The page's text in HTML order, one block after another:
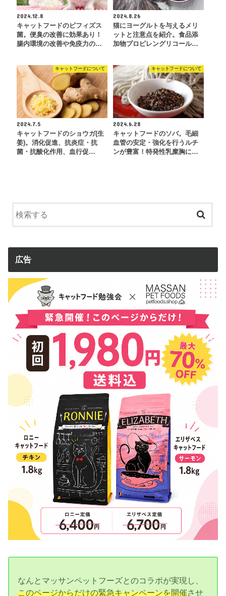
2024.12.8
キャットフードのビフィズス
菌。便臭の改善に効果あり！
腸内環境の改善や免疫力の…
2024.8.26
猫にヨーグルトを与えるメリ
ットと注意点を紹介。食品添
加物プロピレングリコール…
キャットフードについて
2024.7.5
キャットフードのショウガ(生
姜)。消化促進、抗炎症・抗
菌・抗酸化作用、血行促…
キャットフードについて
2024.6.28
キャットフードのソバ。毛細
血管の安定・強化を行うルチ
ンが豊富！特発性乳糜胸に…
広告
なんとマッサンペットフーズとのコラボが実現し、
このページからだけの緊急キャンペーンを開催させ